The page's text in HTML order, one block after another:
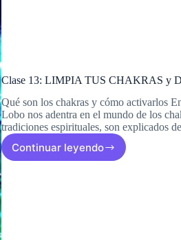
Clase 13: LIMPIA TUS CHAKRAS y
Qué son los chakras y cómo activarlos
Lobo nos adentra en el mundo de los
tradiciones espirituales, son explicados
Continuar leyendo
Clase